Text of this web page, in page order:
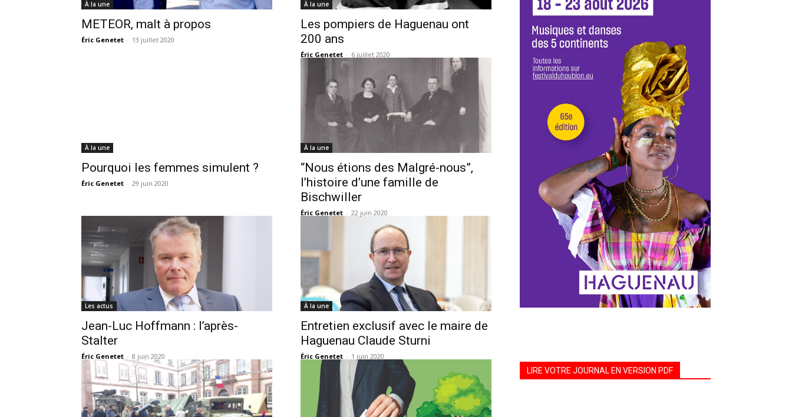
À la une
METEOR, malt à propos
Éric Genetet - 13 juillet 2020
À la une
Les pompiers de Haguenau ont
200 ans
Éric Genetet - 6 juillet 2020
À la une
Pourquoi les femmes simulent ?
Éric Genetet - 29 juin 2020
À la une
“Nous étions des Malgré-nous”,
l’histoire d’une famille de
Bischwiller
Éric Genetet - 22 juin 2020
Les actus
Jean-Luc Hoffmann : l’après-
Stalter
Éric Genetet - 8 juin 2020
À la une
Entretien exclusif avec le maire de
Haguenau Claude Sturni
Éric Genetet - 1 juin 2020
LIRE VOTRE JOURNAL EN VERSION PDF